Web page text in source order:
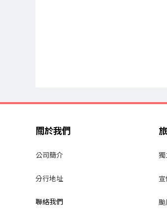
關於我們
公司簡介
分行地址
聯絡我們
獨
颱